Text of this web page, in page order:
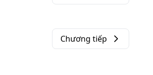
Chương tiếp